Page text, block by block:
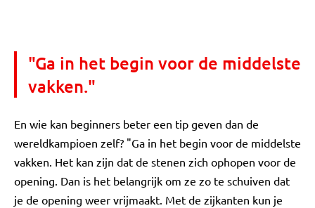
"Ga in het begin voor de middelste
vakken."
En wie kan beginners beter een tip geven dan de
wereldkampioen zelf? "Ga in het begin voor de middelste
vakken. Het kan zijn dat de stenen zich ophopen voor de
opening. Dan is het belangrijk om ze zo te schuiven dat
je de opening weer vrijmaakt. Met de zijkanten kun je